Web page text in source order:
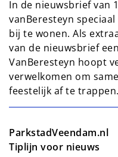
In de nieuwsbrief van
vanBeresteyn
bij te wonen. Als
van de nieuwsbrief
VanBeresteyn hoopt
verwelkomen om
feestelijk af te trappen.
ParkstadVeendam.nl
Tiplijn voor nieuws